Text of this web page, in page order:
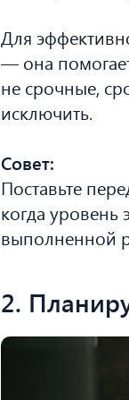
Для
— она
не срочные,
исключить.
Совет:
Поставьте
когда уровень
выполненной
2.